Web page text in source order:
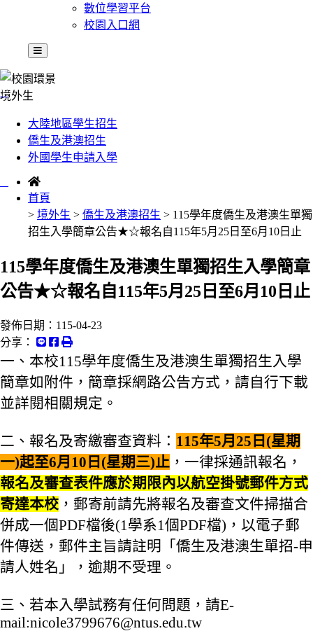
數位學習平台
校園入口網
:::
境外生
大陸地區學生招生
僑生及港澳招生
外國學生申請入學
首頁
> 境外生 > 僑生及港澳招生 > 115學年度僑生及港澳生單獨
招生入學簡章公告★☆報名自115年5月25日至6月10日止
115學年度僑生及港澳生單獨招生入學簡章
公告★☆報名自115年5月25日至6月10日止
發佈日期： 115-04-23
分享：
一、本校115學年度僑生及港澳生單獨招生入學
簡章如附件，簡章採網路公告方式，請自行下載
並詳閱相關規定。
二、報名及寄繳審查資料： 115年5月25日(星期
一)起至6月10日(星期三)止 ，一律採通訊報名，
報名及審查表件應於期限內以航空掛號郵件方式
寄達本校 ，郵寄前請先將報名及審查文件掃描合
併成一個PDF檔後(1學系1個PDF檔)，以電子郵
件傳送，郵件主旨請註明「僑生及港澳生單招-申
請人姓名」，逾期不受理。
三、 若本入學試務有任何問題，請E-
mail:nicole3799676@ntus.edu.tw